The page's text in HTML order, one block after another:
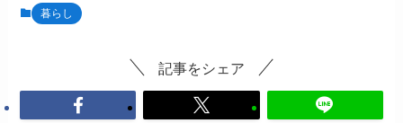
暮らし
記事をシェア